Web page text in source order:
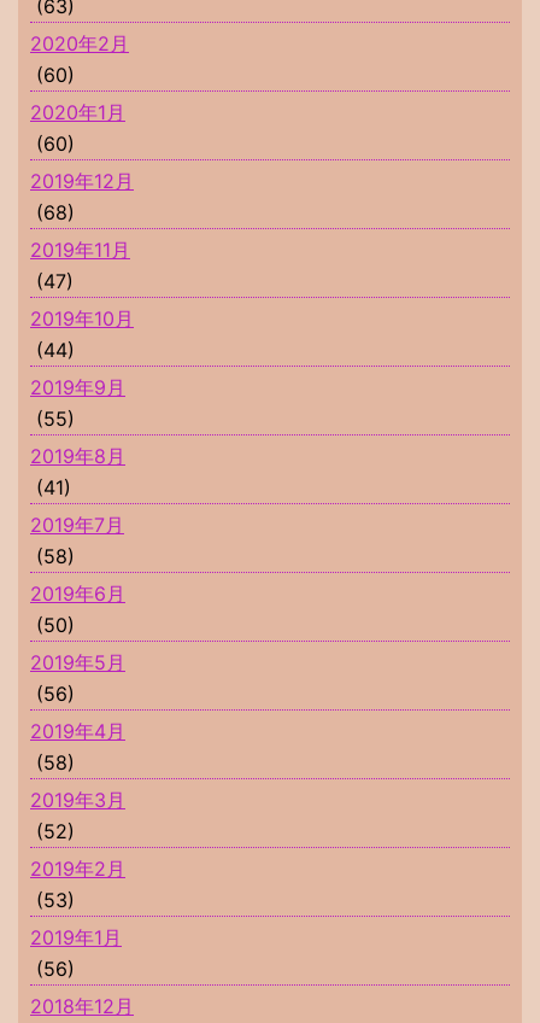
(63)
2020年2月
(60)
2020年1月
(60)
2019年12月
(68)
2019年11月
(47)
2019年10月
(44)
2019年9月
(55)
2019年8月
(41)
2019年7月
(58)
2019年6月
(50)
2019年5月
(56)
2019年4月
(58)
2019年3月
(52)
2019年2月
(53)
2019年1月
(56)
2018年12月